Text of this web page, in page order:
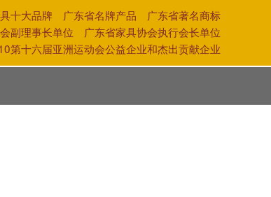
十大品牌 广东省名牌产品 广东省著名商标
副理事长单位 广东省家具协会执行会长单位
十六届亚洲运动会公益企业和杰出贡献企业